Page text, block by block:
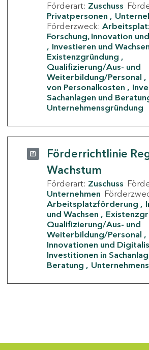
Förderart: Zuschuss
Privatpersonen
Förderzweck:
Forschung, Innovation
Investieren und Wachsen
Existenzgründung
Qualifizierung/Aus- und
Weiterbildung/Personal
von Personalkosten
Sachanlagen und
Unternehmensgründung
Förderrichtlinie
Wachstum
Förderart: Zuschuss
Unternehmen
Arbeitsplatzförderung
und Wachsen
Qualifizierung/Aus- und
Weiterbildung/Personal
Innovationen und
Investitionen in
Beratung